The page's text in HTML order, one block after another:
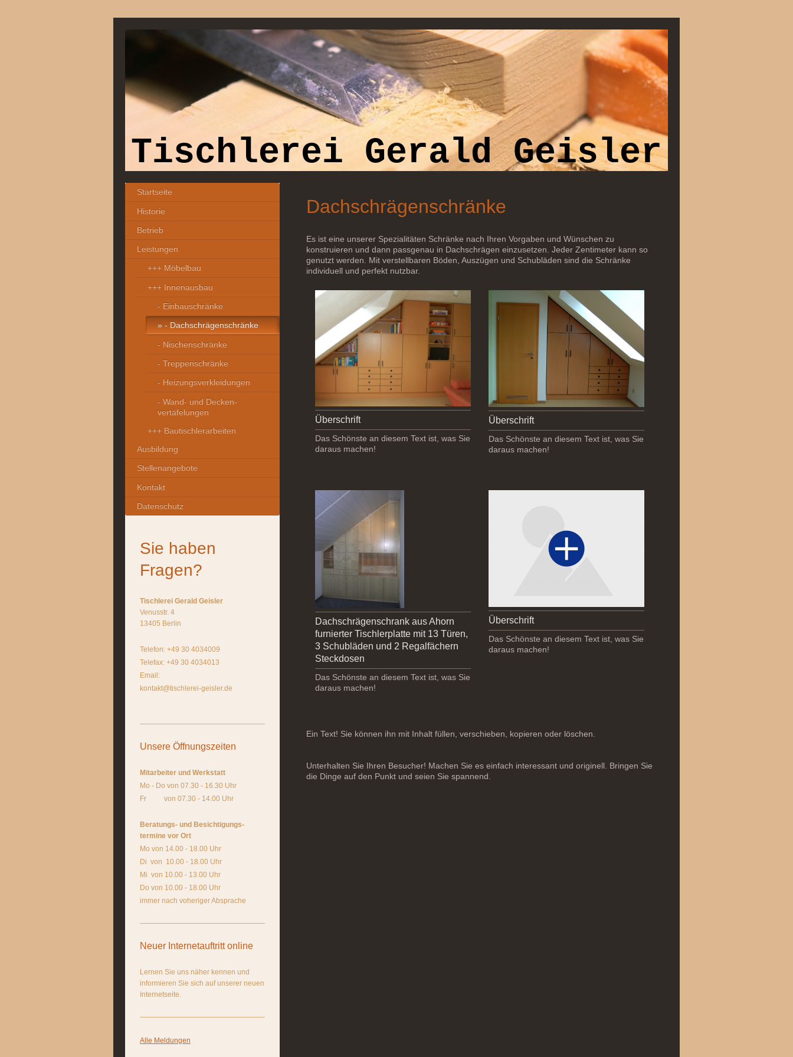
Tischlerei Gerald Geisler
Dachschrägenschränke
Es ist eine unserer Spezialitäten Schränke nach Ihren Vorgaben und Wünschen zu
konstruieren und dann passgenau in Dachschrägen einzusetzen. Jeder Zentimeter kann so
genutzt werden. Mit verstellbaren Böden, Auszügen und Schubläden sind die Schränke
individuell und perfekt nutzbar.
Überschrift
Das Schönste an diesem Text ist, was Sie
daraus machen!
Überschrift
Das Schönste an diesem Text ist, was Sie
daraus machen!
Dachschrägenschrank aus Ahorn
furnierter Tischlerplatte mit 13 Türen,
3 Schubläden und 2 Regalfächern
Steckdosen
Das Schönste an diesem Text ist, was Sie
daraus machen!
Überschrift
Das Schönste an diesem Text ist, was Sie
daraus machen!
Ein Text! Sie können ihn mit Inhalt füllen, verschieben, kopieren oder löschen.
Unterhalten Sie Ihren Besucher! Machen Sie es einfach interessant und originell. Bringen Sie
die Dinge auf den Punkt und seien Sie spannend.
Startseite
Historie
Betrieb
Leistungen
+++ Möbelbau
+++ Innenausbau
- Einbauschränke
- Dachschrägenschränke
- Nischenschränke
- Treppenschränke
- Heizungsverkleidungen
- Wand- und Decken-
vertäfelungen
+++ Bautischlerarbeiten
Ausbildung
Stellenangebote
Kontakt
Datenschutz
Sie haben
Fragen?
Tischlerei Gerald Geisler
Venusstr. 4
13405 Berlin
Telefon: +49 30 4034009
Telefax: +49 30 4034013
Email:
kontakt@tischlerei-geisler.de
Unsere Öffnungszeiten
Mitarbeiter und Werkstatt
Mo - Do von 07.30 - 16.30 Uhr
Fr von 07.30 - 14.00 Uhr
Beratungs- und Besichtigungs-
termine vor Ort
Mo von 14.00 - 18.00 Uhr
Di von 10.00 - 18.00 Uhr
Mi von 10.00 - 13.00 Uhr
Do von 10.00 - 18.00 Uhr
immer nach voheriger Absprache
Neuer Internetauftritt online
Lernen Sie uns näher kennen und
informieren Sie sich auf unserer neuen
Internetseite.
Alle Meldungen